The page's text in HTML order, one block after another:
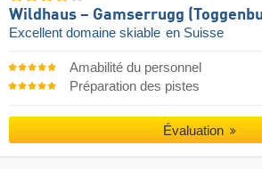
Wildhaus – Gamserrugg
Excellent domaine skiable en Suisse
Amabilité du personnel
Préparation des pistes
Évaluation